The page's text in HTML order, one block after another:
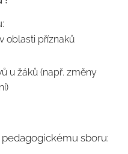
oblasti příznaků
u žáků (např. změny
sboru: